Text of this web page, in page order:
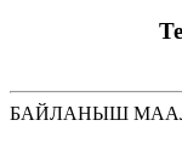
БАЙЛАНЫШ